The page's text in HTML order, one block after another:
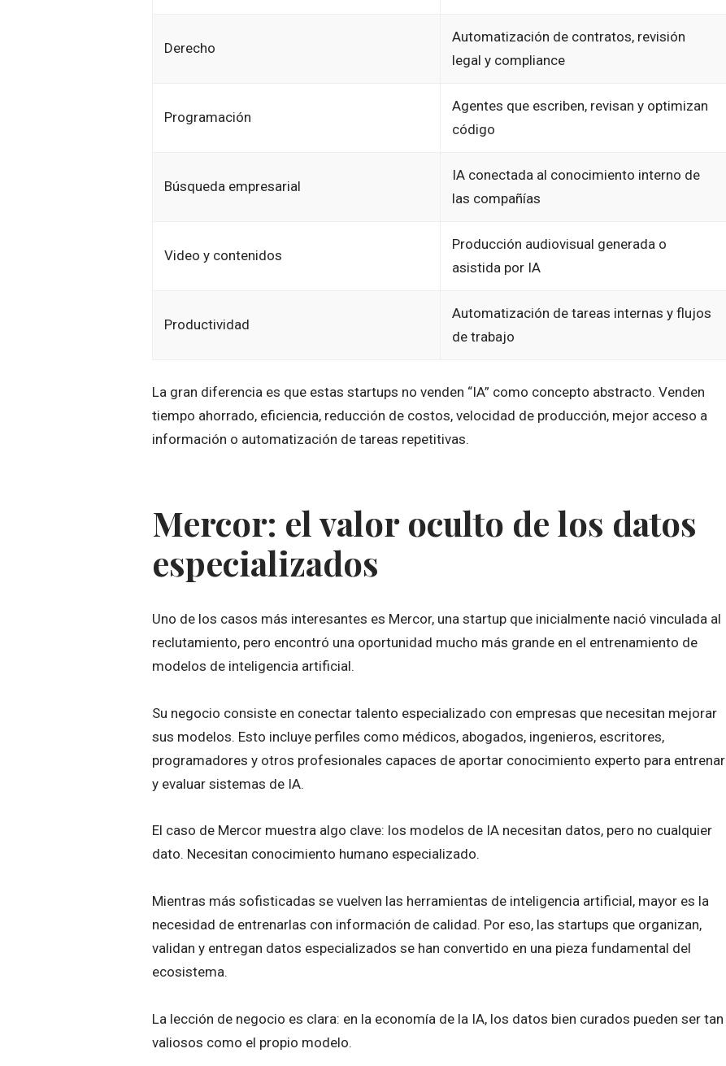
Derecho
Automatización de contratos, revisión
legal y compliance
Programación
Agentes que escriben, revisan y optimizan
código
Búsqueda empresarial
IA conectada al conocimiento interno de
las compañías
Video y contenidos
Producción audiovisual generada o
asistida por IA
Productividad
Automatización de tareas internas y flujos
de trabajo
La gran diferencia es que estas startups no venden “IA” como concepto abstracto. Venden
tiempo ahorrado, eficiencia, reducción de costos, velocidad de producción, mejor acceso a
información o automatización de tareas repetitivas.
Mercor: el valor oculto de los datos
especializados
Uno de los casos más interesantes es Mercor, una startup que inicialmente nació vinculada al
reclutamiento, pero encontró una oportunidad mucho más grande en el entrenamiento de
modelos de inteligencia artificial.
Su negocio consiste en conectar talento especializado con empresas que necesitan mejorar
sus modelos. Esto incluye perfiles como médicos, abogados, ingenieros, escritores,
programadores y otros profesionales capaces de aportar conocimiento experto para entrenar
y evaluar sistemas de IA.
El caso de Mercor muestra algo clave: los modelos de IA necesitan datos, pero no cualquier
dato. Necesitan conocimiento humano especializado.
Mientras más sofisticadas se vuelven las herramientas de inteligencia artificial, mayor es la
necesidad de entrenarlas con información de calidad. Por eso, las startups que organizan,
validan y entregan datos especializados se han convertido en una pieza fundamental del
ecosistema.
La lección de negocio es clara: en la economía de la IA, los datos bien curados pueden ser tan
valiosos como el propio modelo.